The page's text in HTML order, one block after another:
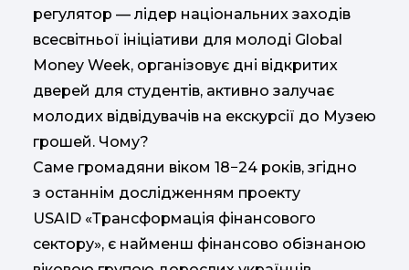
регулятор — лідер національних заходів
всесвітньої ініціативи для молоді Global
Money Week, організовує дні відкритих
дверей для студентів, активно залучає
молодих відвідувачів на екскурсії до Музею
грошей. Чому?
Саме громадяни віком 18−24 років, згідно
з останнім дослідженням проекту
USAID «Трансформація фінансового
сектору», є найменш фінансово обізнаною